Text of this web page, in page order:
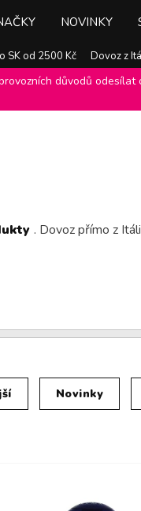
SK od 2500 Kč Dovoz z
NOVINKY
důvodů
. Dovoz přímo z
Novinky